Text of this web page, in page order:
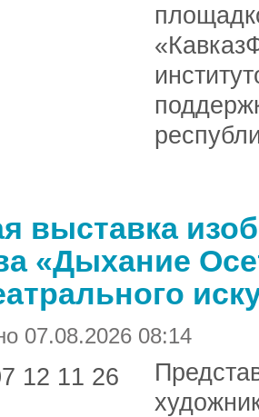
выставка
«Дыхание
07.08.2026 08:14